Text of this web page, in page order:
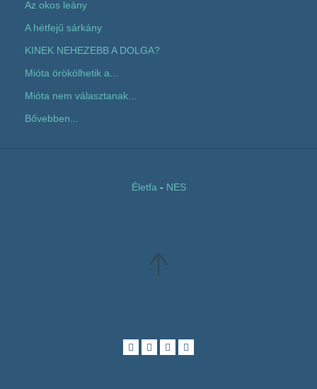
Az okos leány
A hétfejű sárkány
KINEK NEHEZEBB A DOLGA?
Mióta örökölhetik a...
Mióta nem választanak...
Bővebben...
Életfa - NES